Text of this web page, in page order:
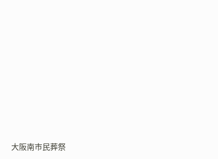
大阪南市民葬祭